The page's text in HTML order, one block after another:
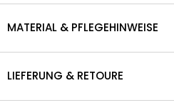
MATERIAL & PFLEGEHINWEISE
LIEFERUNG & RETOURE